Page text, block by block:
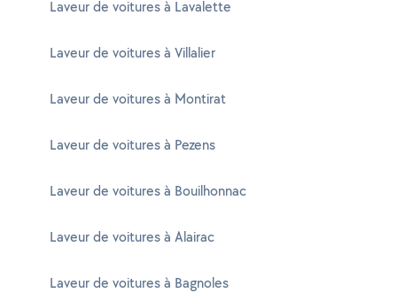
Laveur de voitures à Lavalette
Laveur de voitures à Villalier
Laveur de voitures à Montirat
Laveur de voitures à Pezens
Laveur de voitures à Bouilhonnac
Laveur de voitures à Alairac
Laveur de voitures à Bagnoles